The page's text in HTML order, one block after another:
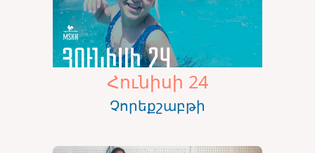
Հունիսի 24
Չորեքշաբթի